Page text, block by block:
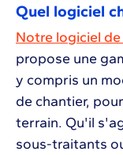
Quel logiciel
Notre logiciel
propose une
y compris un
de chantier,
terrain. Qu'il
sous-traitants